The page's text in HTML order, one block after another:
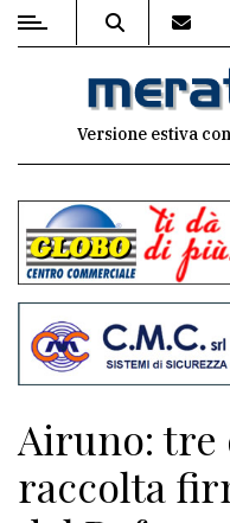
MENU
commenti
Contenuti
del
sito
Associazioni
Meteo
Versione estiva
Airuno: tre
raccolta